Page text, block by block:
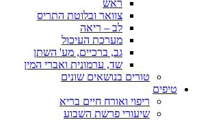
ראש
צוואר ובלוטת התריס
לב – ריאה
מערכת העיכול
גב, ברכיים, מע' השתן
שד, ערמונית ואברי המין
טורים בנושאים שונים
טיפים
ריפוי ואורח חיים בריא
שיעורי פרשת השבוע